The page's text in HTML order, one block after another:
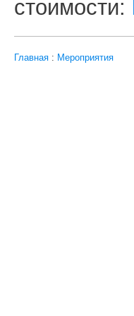
стоимости:
Главная : Мероприятия